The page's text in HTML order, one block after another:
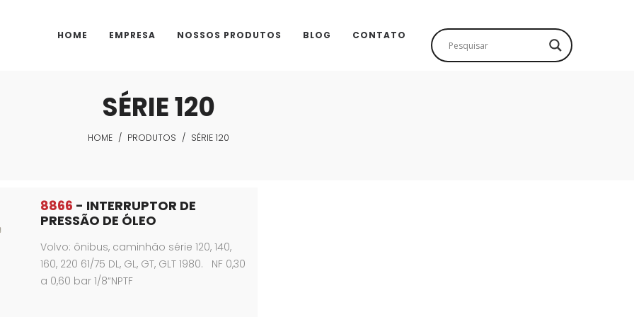
HOME EMPRESA NOSSOS PRODUTOS BLOG CONTATO
SÉRIE 120
HOME / PRODUTOS / SÉRIE 120
8866 - INTERRUPTOR DE
PRESSÃO DE ÓLEO
Volvo: ônibus, caminhão série 120, 140,
160, 220 61/75 DL, GL, GT, GLT 1980. NF 0,30
a 0,60 bar 1/8“NPTF